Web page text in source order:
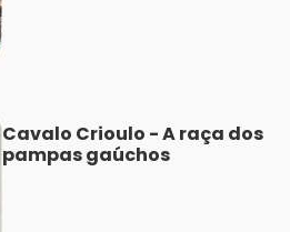
Cavalo Crioulo - A raça dos
pampas gaúchos